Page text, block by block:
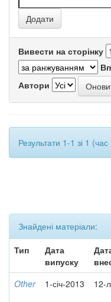
Вивести на сторінку
Автори
Результати 1-1 зі 1
Знайдені матеріали:
Тип
Дата
випуску
Other 1-січ-2013 12-